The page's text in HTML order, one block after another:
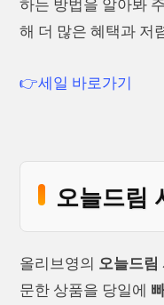
해 더 많은 혜택과 저
👉세일 바로가기
오늘드림
올리브영의 오늘드림
문한 상품을 당일에